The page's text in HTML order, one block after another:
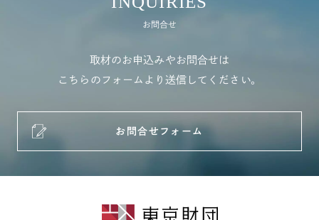
お問合せ
取材のお申込みやお問合せは
こちらのフォームより送信してください。
お問合せフォーム